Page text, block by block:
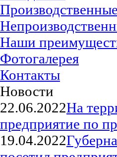
Наши
Фотогалерея
Контакты
Новости
22.06.2022На
предприятие по
19.04.2022